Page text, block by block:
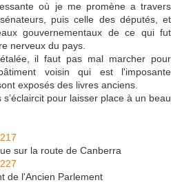
où je me promène a travers
puis celle des députés, et
gouvernementaux de ce qui fut
nerveux du pays.
il faut pas mal marcher pour
voisin qui est l'imposante
exposés des livres anciens.
pour laisser place à un beau
sur la route de Canberra
de l'Ancien Parlement